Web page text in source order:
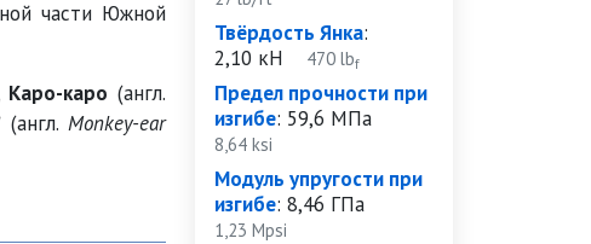
части Южной
Каро-каро (англ.
(англ. Monkey-ear
Твёрдость Янка:
2,10 кН 470 lbf
Предел прочности при
изгибе: 59,6 МПа
8,64 ksi
Модуль упругости при
изгибе: 8,46 ГПа
1,23 Mpsi